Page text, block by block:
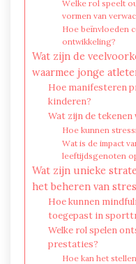
Welke rol speelt
vormen van
Hoe beïnvloeden
ontwikkeling?
Wat zijn de
waarmee jonge
Hoe manifesteren
kinderen?
Wat zijn de
Hoe kunnen
Wat is de impact
leeftijdsgenoten
Wat zijn unieke
het beheren van
Hoe kunnen
toegepast in
Welke rol spelen
prestaties?
Hoe kan het